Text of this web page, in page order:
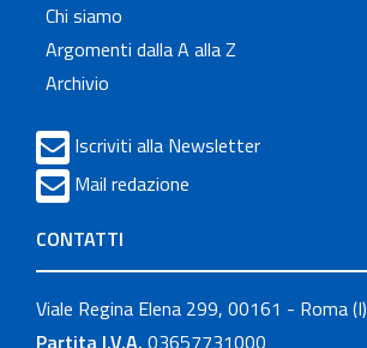
Chi siamo
Argomenti dalla A alla Z
Archivio
Iscriviti alla Newsletter
Mail redazione
CONTATTI
Viale Regina Elena 299, 00161 - Roma (I)